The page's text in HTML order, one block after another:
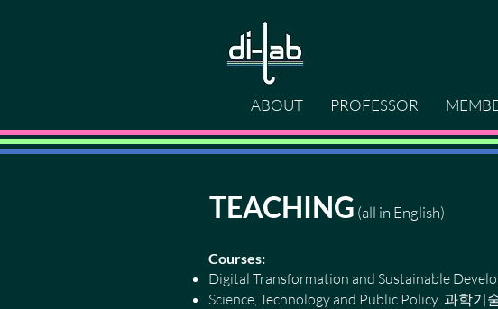
ABOUT PROFESSOR
TEACHING (all in English)
Courses:
Digital Transformation and Sustainable
Science, Technology and Public Policy 과학기